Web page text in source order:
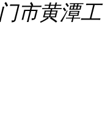
市黄潭工